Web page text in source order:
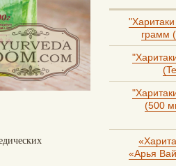
грамм
(500
«Арья